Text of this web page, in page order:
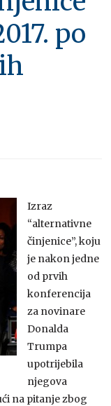
po
Izraz
“alternativne
činjenice”, koju
je nakon jedne
od prvih
konferencija
za novinare
Donalda
Trumpa
upotrijebila
njegova
na pitanje zbog